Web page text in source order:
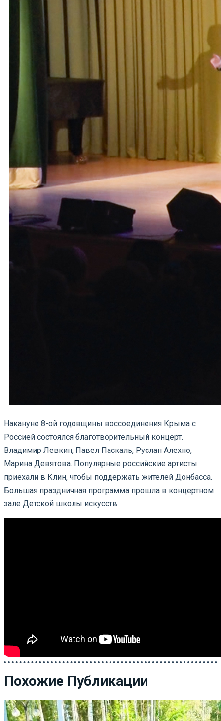
Накануне 8-ой годовщины воссоединения Крыма с
Россией состоялся благотворительный концерт.
Владимир Левкин, Павел Паскаль, Руслан Алехно,
Марина Девятова. Популярные российские артисты
приехали в Клин, чтобы поддержать жителей Донбасса.
Большая праздничная программа прошла в концертном
зале Детской школы искусств
Похожие Публикации